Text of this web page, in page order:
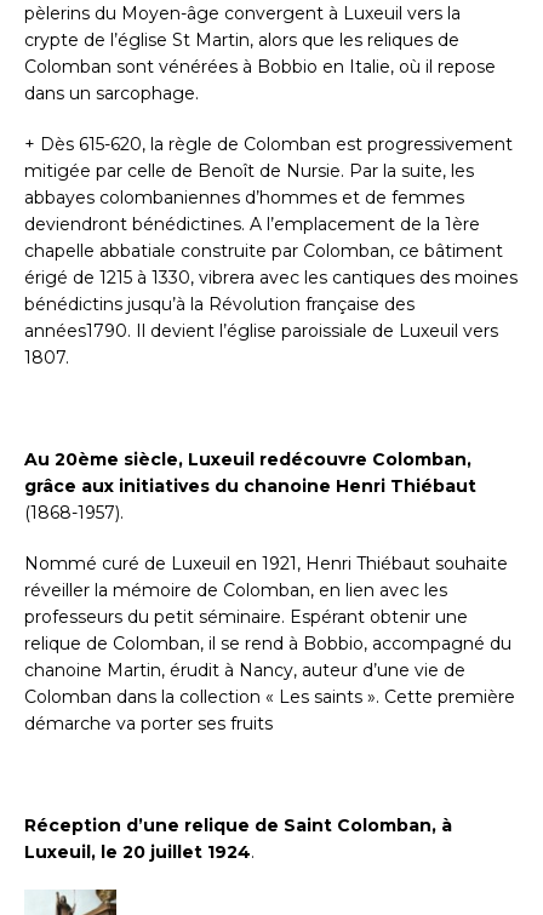
pèlerins du Moyen-âge convergent à Luxeuil vers la
crypte de l’église St Martin, alors que les reliques de
Colomban sont vénérées à Bobbio en Italie, où il repose
dans un sarcophage.
+ Dès 615-620, la règle de Colomban est progressivement
mitigée par celle de Benoît de Nursie. Par la suite, les
abbayes colombaniennes d’hommes et de femmes
deviendront bénédictines. A l’emplacement de la 1ère
chapelle abbatiale construite par Colomban, ce bâtiment
érigé de 1215 à 1330, vibrera avec les cantiques des moines
bénédictins jusqu’à la Révolution française des
années1790. Il devient l’église paroissiale de Luxeuil vers
1807.
Au 20ème siècle, Luxeuil redécouvre Colomban,
grâce aux initiatives du chanoine Henri Thiébaut
(1868-1957).
Nommé curé de Luxeuil en 1921, Henri Thiébaut souhaite
réveiller la mémoire de Colomban, en lien avec les
professeurs du petit séminaire. Espérant obtenir une
relique de Colomban, il se rend à Bobbio, accompagné du
chanoine Martin, érudit à Nancy, auteur d’une vie de
Colomban dans la collection « Les saints ». Cette première
démarche va porter ses fruits
Réception d’une relique de Saint Colomban, à
Luxeuil, le 20 juillet 1924.